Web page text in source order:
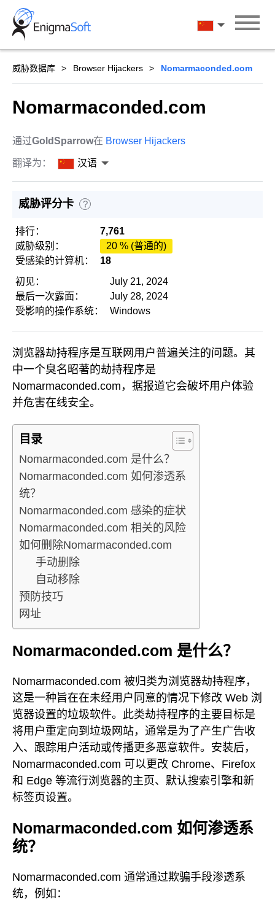
Skip
content
汉语
威胁数据库 Browser Hijackers Nomarmaconded.com
Nomarmaconded.com
通过GoldSparrow在 Browser Hijackers
翻译为： 汉语
威胁评分卡 ?
排行：
7,761
威胁级别：
20 % (普通的)
受感染的计算机：
18
初见：
July 21, 2024
最后一次露面：
July 28, 2024
受影响的操作系统：
Windows
浏览器劫持程序是互联网用户普遍关注的问题。其
中一个臭名昭著的劫持程序是
Nomarmaconded.com，据报道它会破坏用户体验
并危害在线安全。
目录
Nomarmaconded.com 是什么？
Nomarmaconded.com 如何渗透系
统？
Nomarmaconded.com 感染的症状
Nomarmaconded.com 相关的风险
如何删除Nomarmaconded.com
手动删除
自动移除
预防技巧
网址
Nomarmaconded.com 是什么？
Nomarmaconded.com 被归类为浏览器劫持程序，
这是一种旨在在未经用户同意的情况下修改 Web 浏
览器设置的垃圾软件。此类劫持程序的主要目标是
将用户重定向到垃圾网站，通常是为了产生广告收
入、跟踪用户活动或传播更多恶意软件。安装后，
Nomarmaconded.com 可以更改 Chrome、Firefox
和 Edge 等流行浏览器的主页、默认搜索引擎和新
标签页设置。
Nomarmaconded.com 如何渗透系
统？
Nomarmaconded.com 通常通过欺骗手段渗透系
统，例如：